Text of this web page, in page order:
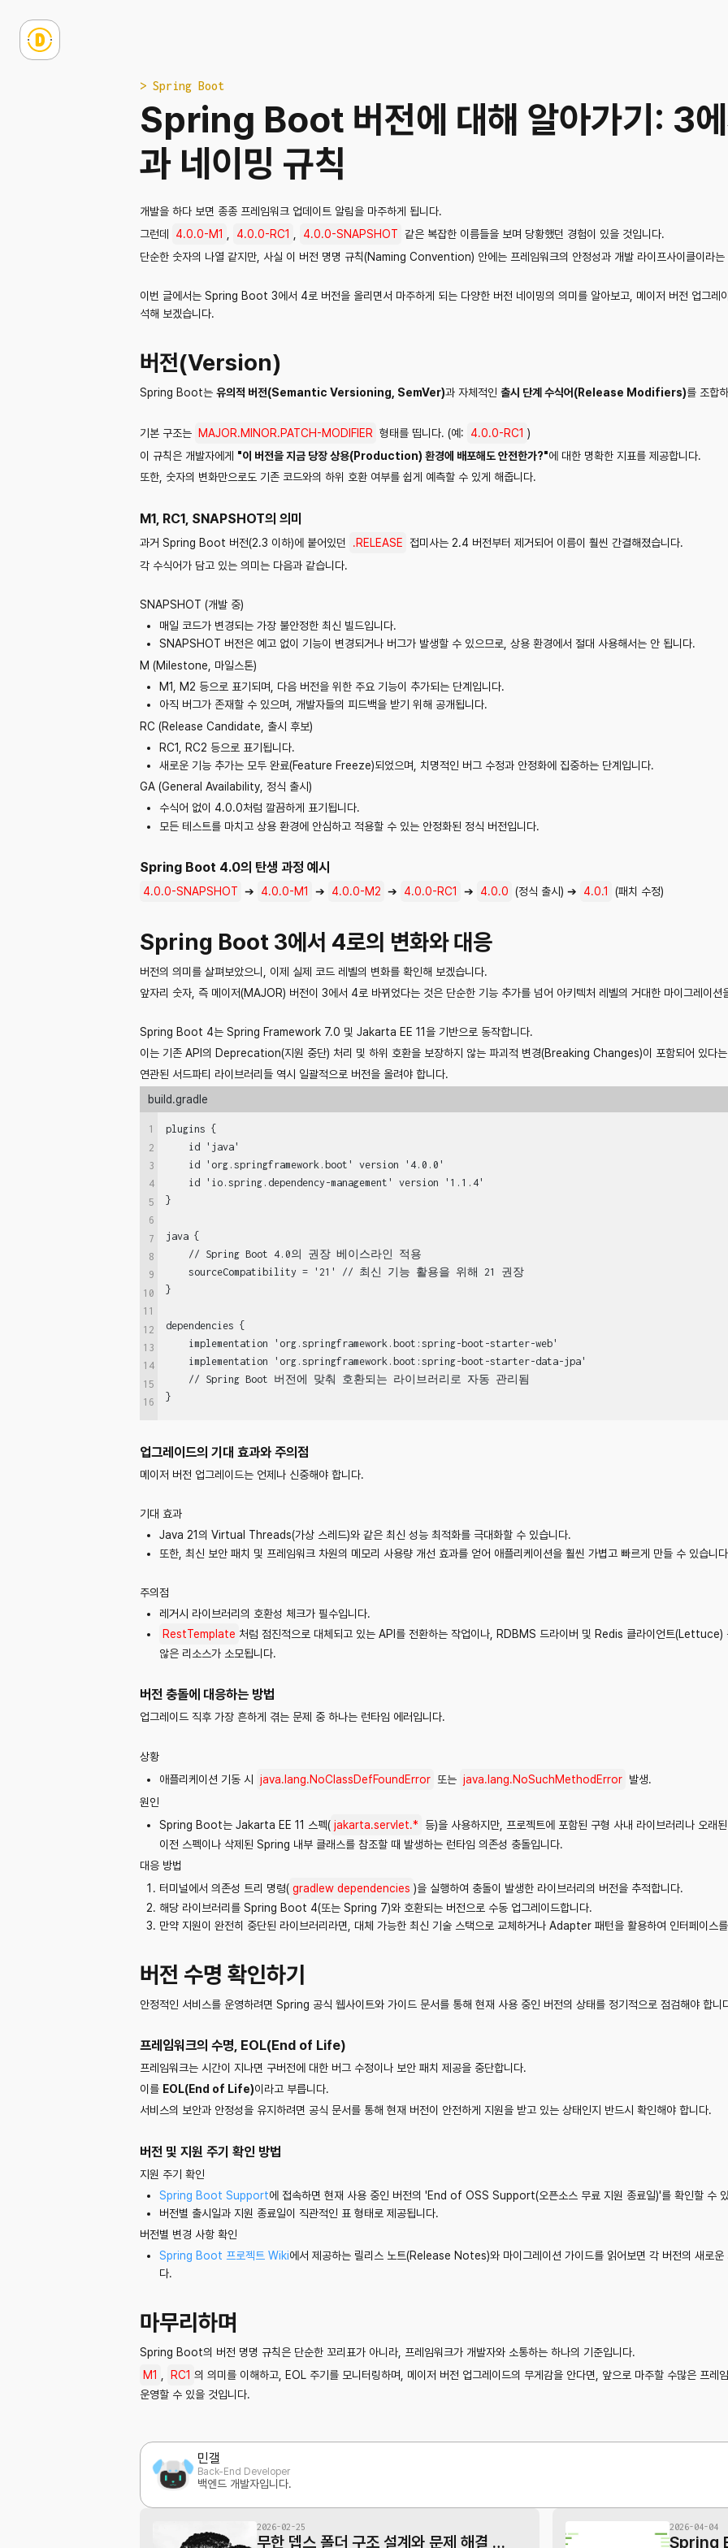
> Spring Boot
Spring Boot 버전에 대해 알아가기: 3
과 네이밍 규칙
개발을 하다 보면 종종 프레임워크 업데이트 알림을 마주하게 됩니다.
그런데
4.0.0-M1 4.0.0-RC1 4.0.0-SNAPSHOT 같은 복잡한 이름들을 보며 당황했던 경험이 있을 것입니다.
단순한 숫자의 나열 같지만, 사실 이 버전 명명 규칙(Naming Convention) 안에는 프레임워크의 안정성과 개발 라이프사이클이라는
이번 글에서는 Spring Boot 3에서 4로 버전을 올리면서 마주하게 되는 다양한 버전 네이밍의 의미를 알아보고, 메이저 버전 업그레
석해 보겠습니다.
버전(Version)
Spring Boot는 유의적 버전(Semantic Versioning, SemVer)과 자체적인 출시 단계 수식어(Release Modifiers)를 조합
기본 구조는 MAJOR.MINOR.PATCH-MODIFIER 형태를 띱니다. (예: 4.0.0-RC1 )
이 규칙은 개발자에게 "이 버전을 지금 당장 상용(Production) 환경에 배포해도 안전한가?"에 대한 명확한 지표를 제공합니다.
또한, 숫자의 변화만으로도 기존 코드와의 하위 호환 여부를 쉽게 예측할 수 있게 해줍니다.
M1, RC1, SNAPSHOT의 의미
과거 Spring Boot 버전(2.3 이하)에 붙어있던 .RELEASE
접미사는 2.4 버전부터 제거되어 이름이 훨씬 간결해졌습니다.
각 수식어가 담고 있는 의미는 다음과 같습니다.
SNAPSHOT (개발 중)
매일 코드가 변경되는 가장 불안정한 최신 빌드입니다.
SNAPSHOT 버전은 예고 없이 기능이 변경되거나 버그가 발생할 수 있으므로, 상용 환경에서 절대 사용해서는 안 됩니다.
M (Milestone, 마일스톤)
M1, M2 등으로 표기되며, 다음 버전을 위한 주요 기능이 추가되는 단계입니다.
아직 버그가 존재할 수 있으며, 개발자들의 피드백을 받기 위해 공개됩니다.
RC (Release Candidate, 출시 후보)
RC1, RC2 등으로 표기됩니다.
새로운 기능 추가는 모두 완료(Feature Freeze)되었으며, 치명적인 버그 수정과 안정화에 집중하는 단계입니다.
GA (General Availability, 정식 출시)
수식어 없이 4.0.0처럼 깔끔하게 표기됩니다.
모든 테스트를 마치고 상용 환경에 안심하고 적용할 수 있는 안정화된 정식 버전입니다.
Spring Boot 4.0의 탄생 과정 예시
4.0.0-SNAPSHOT ➔ 4.0.0-M1 ➔ 4.0.0-M2 ➔ 4.0.0-RC1 ➔ 4.0.0 (정식 출시) ➔ 4.0.1 (패치 수정)
Spring Boot 3에서 4로의 변화와 대응
버전의 의미를 살펴보았으니, 이제 실제 코드 레벨의 변화를 확인해 보겠습니다.
앞자리 숫자, 즉 메이저(MAJOR) 버전이 3에서 4로 바뀌었다는 것은 단순한 기능 추가를 넘어 아키텍처 레벨의 거대한 마이그레이션
Spring Boot 4는 Spring Framework 7.0 및 Jakarta EE 11을 기반으로 동작합니다.
이는 기존 API의 Deprecation(지원 중단) 처리 및 하위 호환을 보장하지 않는 파괴적 변경(Breaking Changes)이 포함되어 있다는
연관된 서드파티 라이브러리들 역시 일괄적으로 버전을 올려야 합니다.
build.gradle
1
2
3
4
5
6
7
8
9
10
11
12
13
14
15
16
plugins {
    id 'java'
    id 'org.springframework.boot' version '4.0.0'
    id 'io.spring.dependency-management' version '1.1.4'
}
java {
    // Spring Boot 4.0의 권장 베이스라인 적용
    sourceCompatibility = '21' // 최신 기능 활용을 위해 21 권장
}
dependencies {
    implementation 'org.springframework.boot:spring-boot-starter-web'
    implementation 'org.springframework.boot:spring-boot-starter-data-jpa'
    // Spring Boot 버전에 맞춰 호환되는 라이브러리로 자동 관리됨
}
업그레이드의 기대 효과와 주의점
메이저 버전 업그레이드는 언제나 신중해야 합니다.
기대 효과
Java 21의 Virtual Threads(가상 스레드)와 같은 최신 성능 최적화를 극대화할 수 있습니다.
또한, 최신 보안 패치 및 프레임워크 차원의 메모리 사용량 개선 효과를 얻어 애플리케이션을 훨씬 가볍고 빠르게 만들 수 있습니
주의점
레거시 라이브러리의 호환성 체크가 필수입니다.
RestTemplate 처럼 점진적으로 대체되고 있는 API를 전환하는 작업이나, RDBMS 드라이버 및 Redis 클라이언트(Lettuce)
않은 리소스가 소모됩니다.
버전 충돌에 대응하는 방법
업그레이드 직후 가장 흔하게 겪는 문제 중 하나는 런타임 에러입니다.
상황
애플리케이션 기동 시
java.lang.NoClassDefFoundError 또는 java.lang.NoSuchMethodError 발생.
원인
Spring Boot는 Jakarta EE 11 스펙( jakarta.servlet.*
등)을 사용하지만, 프로젝트에 포함된 구형 사내 라이브러리나 오래
이전 스펙이나 삭제된 Spring 내부 클래스를 참조할 때 발생하는 런타임 의존성 충돌입니다.
대응 방법
터미널에서 의존성 트리 명령( gradlew dependencies )을 실행하여 충돌이 발생한 라이브러리의 버전을 추적합니다.
해당 라이브러리를 Spring Boot 4(또는 Spring 7)와 호환되는 버전으로 수동 업그레이드합니다.
만약 지원이 완전히 중단된 라이브러리라면, 대체 가능한 최신 기술 스택으로 교체하거나 Adapter 패턴을 활용하여 인터페이스
버전 수명 확인하기
안정적인 서비스를 운영하려면 Spring 공식 웹사이트와 가이드 문서를 통해 현재 사용 중인 버전의 상태를 정기적으로 점검해야 합니
프레임워크의 수명, EOL(End of Life)
프레임워크는 시간이 지나면 구버전에 대한 버그 수정이나 보안 패치 제공을 중단합니다.
이를 EOL(End of Life)이라고 부릅니다.
서비스의 보안과 안정성을 유지하려면 공식 문서를 통해 현재 버전이 안전하게 지원을 받고 있는 상태인지 반드시 확인해야 합니다.
버전 및 지원 주기 확인 방법
지원 주기 확인
Spring Boot Support에 접속하면 현재 사용 중인 버전의 'End of OSS Support(오픈소스 무료 지원 종료일)'를 확인할 수
버전별 출시일과 지원 종료일이 직관적인 표 형태로 제공됩니다.
버전별 변경 사항 확인
Spring Boot 프로젝트 Wiki에서 제공하는 릴리스 노트(Release Notes)와 마이그레이션 가이드를 읽어보면 각 버전의 새로운
다.
마무리하며
Spring Boot의 버전 명명 규칙은 단순한 꼬리표가 아니라, 프레임워크가 개발자와 소통하는 하나의 기준입니다.
M1
RC1 의 의미를 이해하고, EOL 주기를 모니터링하며, 메이저 버전 업그레이드의 무게감을 안다면, 앞으로 마주할 수많은 프레
운영할 수 있을 것입니다.
민갤
Back-End Developer
백엔드 개발자입니다.
2026-02-25
무한 뎁스 폴더 구조 설계와 문제 해결 과정
2026-04-04